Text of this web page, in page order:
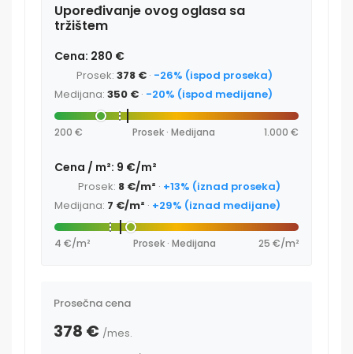
Upoređivanje ovog oglasa sa
tržištem
Cena: 280 €
Prosek: 378 € · -26% (ispod proseka)
Medijana: 350 € · -20% (ispod medijane)
200 € Prosek · Medijana 1.000 €
Cena / m²: 9 €/m²
Prosek: 8 €/m² · +13% (iznad proseka)
Medijana: 7 €/m² · +29% (iznad medijane)
4 €/m² Prosek · Medijana 25 €/m²
Prosečna cena
378 € /mes.